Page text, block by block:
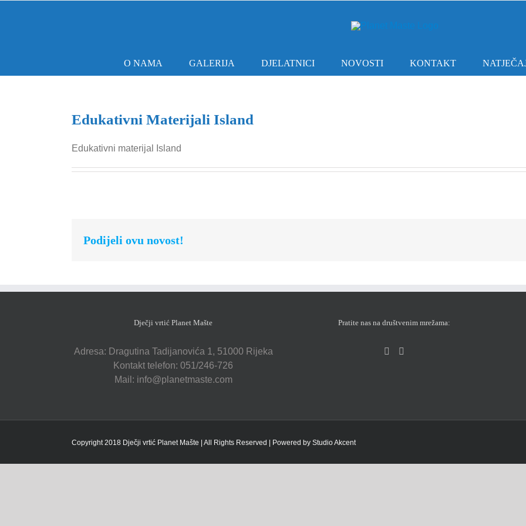
O NAMA GALERIJA DJELATNICI NOVOSTI KONTAKT
Edukativni Materijali Island
Edukativni materijal Island
Podijeli ovu novost!
Dječji vrtić Planet Mašte
Adresa: Dragutina Tadijanovića 1, 51000 Rijeka
Kontakt telefon: 051/246-726
Mail: info@planetmaste.com
Pratite nas na društvenim mrežama:
Copyright 2018 Dječji vrtić Planet Mašte | All Rights Reserved | Powered by Studio Akcent